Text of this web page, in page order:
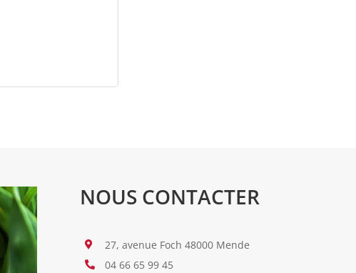
NOUS CONTACTER
 27, avenue Foch 48000 Mende
 04 66 65 99 45